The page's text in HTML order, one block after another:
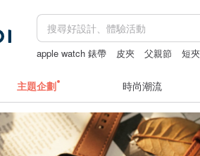
apple watch 錶帶 皮夾 父親節 短夾
主題企劃 時尚潮流